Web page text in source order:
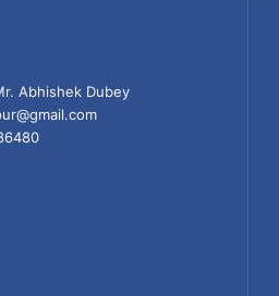
Abhishek Dubey